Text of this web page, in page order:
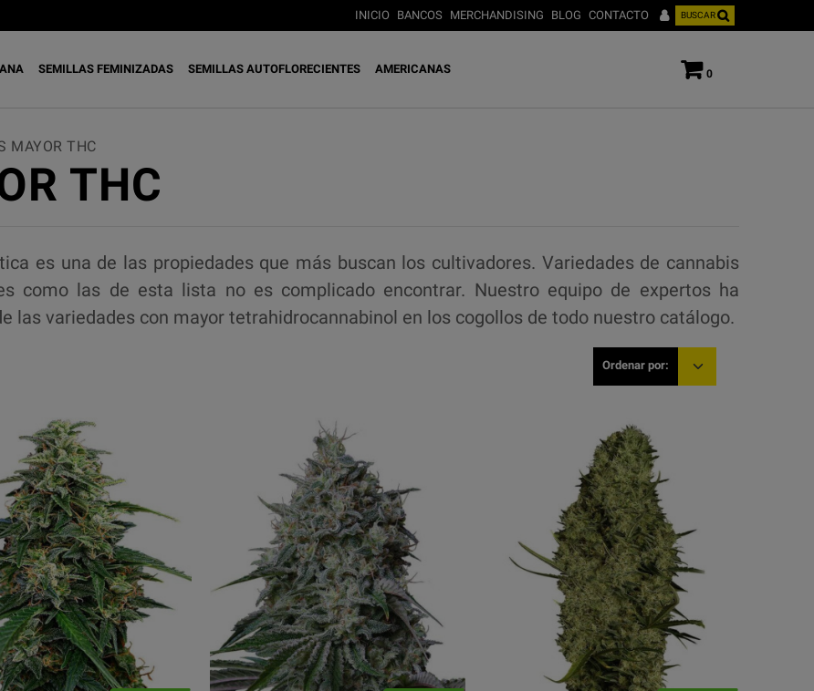
INICIO BANCOS MERCHANDISING BLOG CONTACTO BUSCAR
SEMILLAS FEMINIZADAS SEMILLAS AUTOFLORECIENTES AMERICANAS 0
MAYOR THC
THC
es una de las propiedades que más buscan los cultivadores. Variedades de cannabis
como las de esta lista no es complicado encontrar. Nuestro equipo de expertos ha
las variedades con mayor tetrahidrocannabinol en los cogollos de todo nuestro catálogo.
Ordenar por: